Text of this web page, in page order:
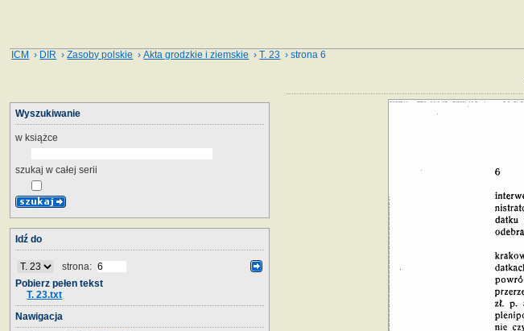
ICM › DIR ›Zasoby polskie ›Akta grodzkie i ziemskie ›T. 23 › strona 6
Wyszukiwanie
w książce
szukaj w całej serii
Idź do
strona:
Pobierz pełen tekst
T. 23.txt
Nawigacja